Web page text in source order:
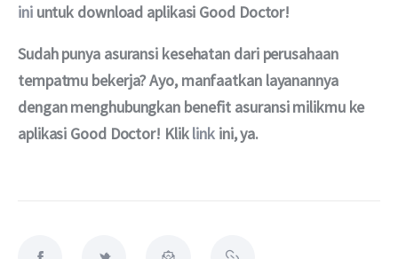
ini untuk download aplikasi Good Doctor!
Sudah punya asuransi kesehatan dari perusahaan
tempatmu bekerja? Ayo, manfaatkan layanannya
dengan menghubungkan benefit asuransi milikmu ke
aplikasi Good Doctor! Klik link ini, ya.